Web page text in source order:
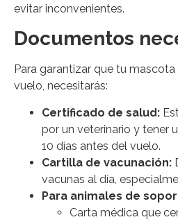
evitar inconvenientes.
Documentos
Para garantizar que tu
vuelo, necesitarás:
Certificado de salud:
por un veterinario y tener
10 días antes del vuelo.
Cartilla de vacunación:
vacunas al día,
Para animales de
Carta médica que